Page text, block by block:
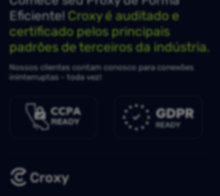
Eficiente!Croxy é auditado e
certificado pelos principais
padrões de terceiros da indústria.
Nossos clientes contam conosco para conexões
ininterruptas - toda vez!